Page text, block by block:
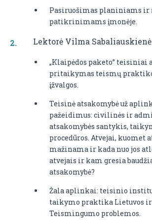
Pasiruošimas planiniams
patikrinimams įmonėje.
Lektorė Vilma Sabaliauskienė
„Klaipėdos paketo” teisiniai
pritaikymas teismų
įžvalgos.
Teisinė atsakomybė už
pažeidimus: civilinės ir
atsakomybės santykis,
procedūros. Atvejai, kuomet
mažinama ir kada nuo jos
atvejais ir kam gresia
atsakomybė?
Žala aplinkai: teisinio
taikymo praktika Lietuvos ir
Teismingumo problemos.